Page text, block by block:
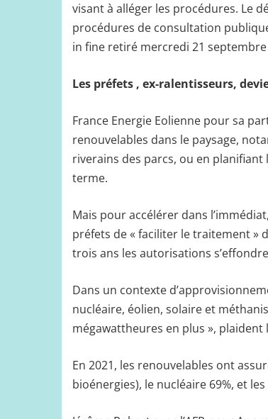
visant à alléger les procédures. Le
procédures de consultation
in fine retiré mercredi 21
Les préfets , ex-ralentisseurs,
France Energie Eolienne pour sa
renouvelables dans le paysage,
riverains des parcs, ou en
terme.
Mais pour accélérer dans
préfets de « faciliter le traitement »
trois ans les autorisations
Dans un contexte
nucléaire, éolien, solaire et
mégawattheures en plus »,
En 2021, les renouvelables ont
bioénergies), le nucléaire 69%, et